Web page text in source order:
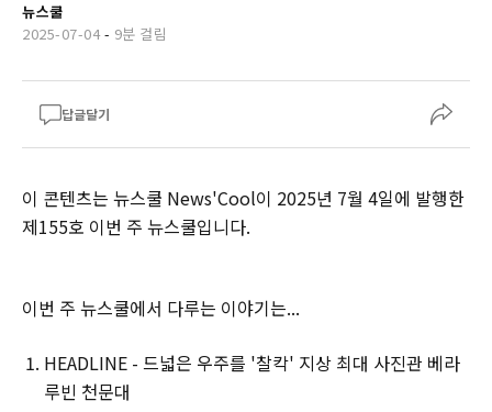
뉴스쿨
2025-07-04- 9분 걸림
답글달기
이 콘텐츠는 뉴스쿨 News'Cool이 2025년 7월 4일에 발행한
제155호 이번 주 뉴스쿨입니다.‌
이번 주 뉴스쿨에서 다루는 이야기는...
HEADLINE - 드넓은 우주를 '찰칵' 지상 최대 사진관 베라
루빈 천문대